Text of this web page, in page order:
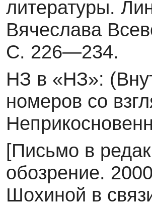
литературы.
Вячеслава
С. 226—234.
НЗ в «НЗ»:
номеров со
[Письмо в
обозрение.
Шохиной в